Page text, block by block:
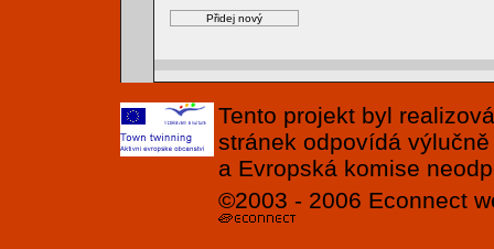
Tento projekt byl
stránek odpovídá
a Evropská komise
©2003 - 2006 Econnect